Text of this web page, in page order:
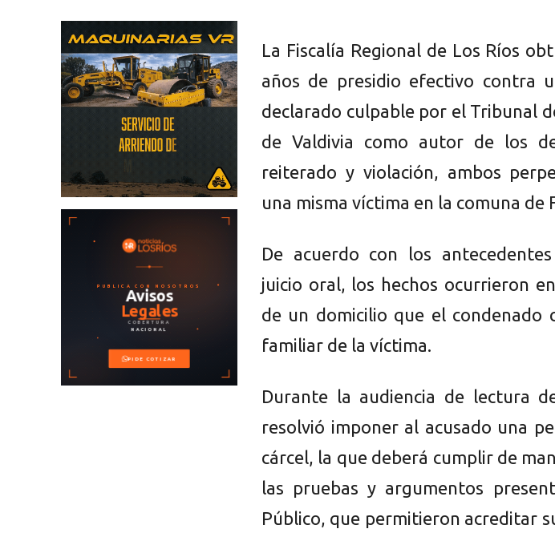
La Fiscalía Regional de Los Ríos
años de presidio efectivo contra
declarado culpable por el Tribunal
de Valdivia como autor de los
reiterado y violación, ambos
una misma víctima en la comuna de
De acuerdo con los
juicio oral, los hechos ocurrieron
de un domicilio que el condenado
familiar de la víctima.
Durante la audiencia de lectura
resolvió imponer al acusado una
cárcel, la que deberá cumplir de
las pruebas y argumentos
Público, que permitieron acreditar